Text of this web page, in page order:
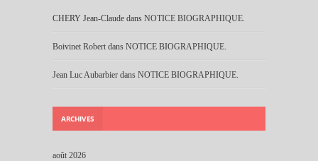
CHERY Jean-Claude dans NOTICE BIOGRAPHIQUE.
Boivinet Robert dans NOTICE BIOGRAPHIQUE.
Jean Luc Aubarbier dans NOTICE BIOGRAPHIQUE.
ARCHIVES
août 2026